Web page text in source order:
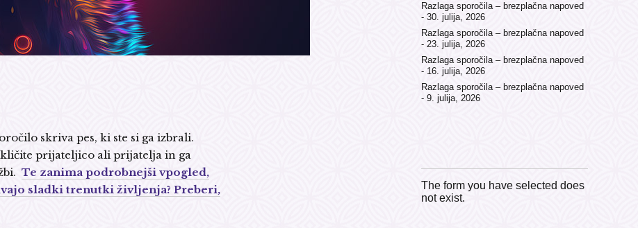
skriva pes, ki ste si ga izbrali.
prijateljico ali prijatelja in ga
Te zanima podrobnejši vpogled,
sladki trenutki življenja? Preberi,
Razlaga sporočila – brezplačna napoved
30. julija, 2026
Razlaga sporočila – brezplačna napoved
23. julija, 2026
Razlaga sporočila – brezplačna napoved
16. julija, 2026
Razlaga sporočila – brezplačna napoved
9. julija, 2026
The form you have selected does
not exist.